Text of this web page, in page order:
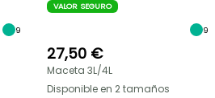
9
VALOR SEGURO
9
27,50 €
Maceta 3L/4L
Disponible en 2 tamaños